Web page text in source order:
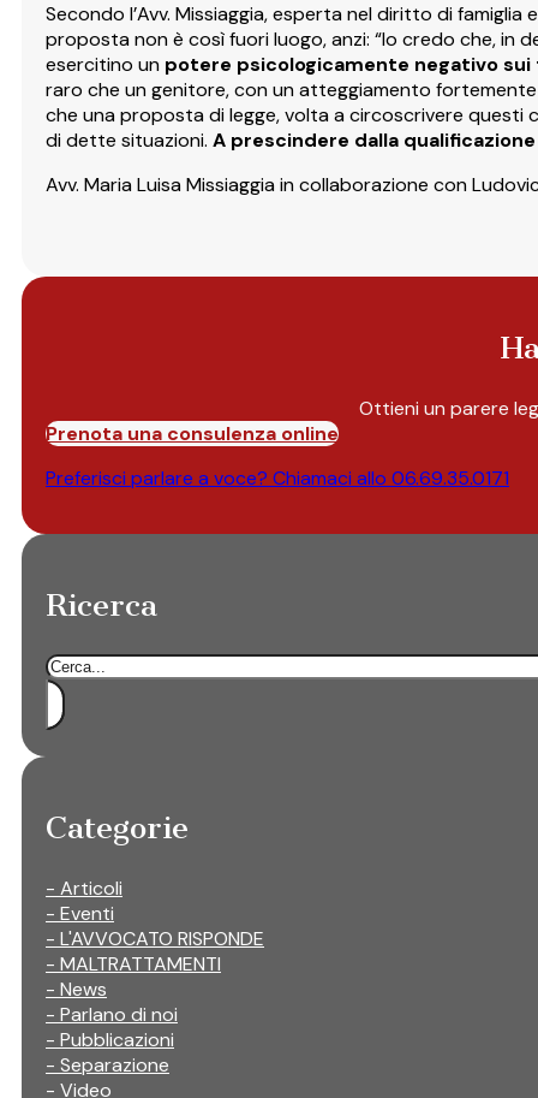
Secondo l’Avv. Missiaggia, esperta nel diritto di
proposta non è così fuori luogo, anzi: “Io credo che, in
esercitino un potere psicologicamente negativo sui
raro che un genitore, con un atteggiamento
che una proposta di legge, volta a circoscrivere questi
di dette situazioni. A prescindere dalla
Avv. Maria Luisa Missiaggia in collaborazione con
Ottieni un parere
Prenota una consulenza online
Preferisci parlare a voce? Chiamaci allo 06.69.35.0171
Ricerca
Cerca
Categorie
- Articoli
- Eventi
- L'AVVOCATO RISPONDE
- MALTRATTAMENTI
- News
- Parlano di noi
- Pubblicazioni
- Separazione
- Video